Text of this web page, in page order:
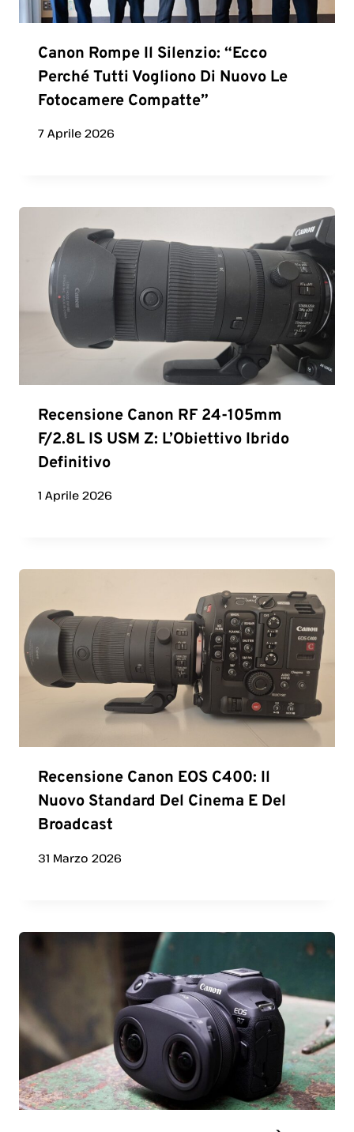
Canon Rompe Il Silenzio: “Ecco
Perché Tutti Vogliono Di Nuovo Le
Fotocamere Compatte”
7 Aprile 2026
Recensione Canon RF 24-105mm
F/2.8L IS USM Z: L’Obiettivo Ibrido
Definitivo
1 Aprile 2026
Recensione Canon EOS C400: Il
Nuovo Standard Del Cinema E Del
Broadcast
31 Marzo 2026